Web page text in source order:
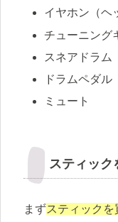
イヤホン（ヘ
チューニング
スネアドラム
ドラムペダル
ミュート
スティック
まずスティックを